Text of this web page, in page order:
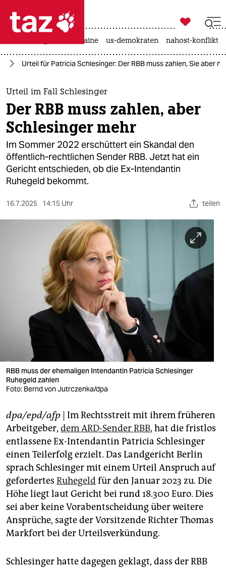
 taz zahl ich
taz zahl ich
themen
politik
öko
gesellschaft
kultur
sport
wahrheit
veranstaltungen
fragen & hilfe
unterstützen
abo
genossenschaft
epaper login

taz zahl ich
krieg in der ukraine us-demokraten nahost-konflikt
Urteil für Patricia Schlesinger: Der RBB muss zahlen, Sie aber
Urteil im Fall Schlesinger
Der RBB muss zahlen, aber
Schlesinger mehr
Im Sommer 2022 erschüttert ein Skandal den
öffentlich-rechtlichen Sender RBB. Jetzt hat ein
Gericht entschieden, ob die Ex-Intendantin
Ruhegeld bekommt.
16.7.2025 14:15 Uhr teilen
RBB muss der ehemaligen Intendantin Patricia Schlesinger
Ruhegeld zahlen
Foto: Bernd von Jutrczenka/dpa
dpa/epd/afp | Im Rechtsstreit mit ihrem früheren
Arbeitgeber, dem ARD-Sender RBB, hat die fristlos
entlassene Ex-Intendantin Patricia Schlesinger
einen Teilerfolg erzielt. Das Landgericht Berlin
sprach Schlesinger mit einem Urteil Anspruch auf
gefordertes Ruhegeldfür den Januar 2023 zu. Die
Höhe liegt laut Gericht bei rund 18.300 Euro. Dies
sei aber keine Vorabentscheidung über weitere
Ansprüche, sagte der Vorsitzende Richter Thomas
Markfort bei der Urteilsverkündung.
Schlesinger hatte dagegen geklagt, dass der RBB